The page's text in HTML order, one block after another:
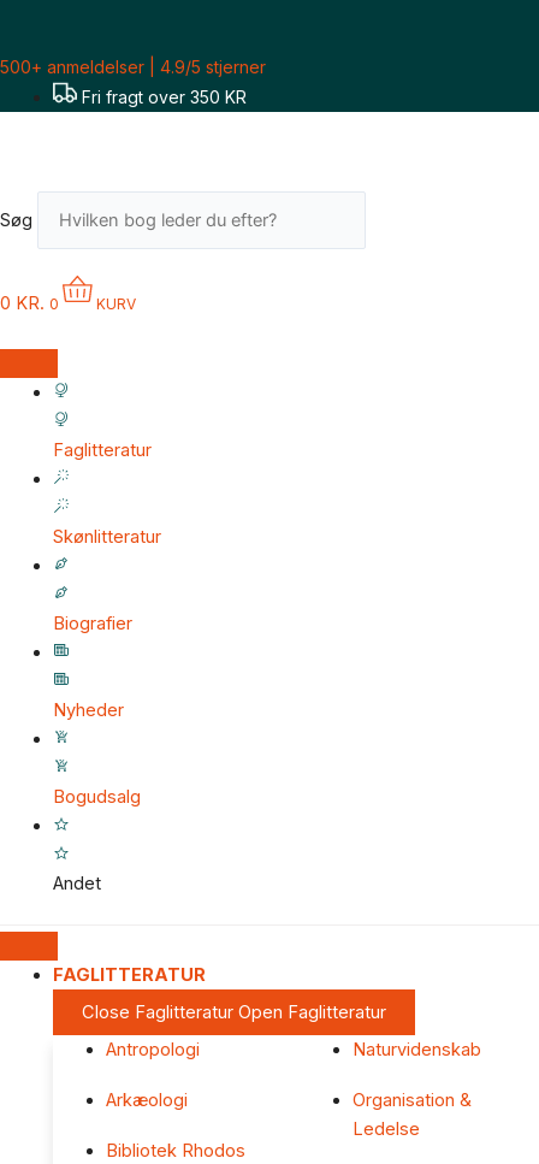
indholdet
500+ anmeldelser | 4.9/5 stjerner
Fri fragt over 350 KR
Søg
0 KR. 0 KURV
Faglitteratur
Skønlitteratur
Biografier
Nyheder
Bogudsalg
Andet
FAGLITTERATUR
Close Faglitteratur Open Faglitteratur
Antropologi
Arkæologi
Bibliotek Rhodos
Naturvidenskab
Organisation &
Ledelse